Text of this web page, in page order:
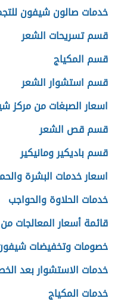
خدمات صالون شيفون
قسم تسريحات الشعر
قسم المكياج
قسم استشوار الشعر
اسعار الصبغات من مركز
قسم قص الشعر
قسم باديكير ومانيكير
اسعار خدمات البشرة
خدمات الحلاوة والحواجب
قائمة أسعار المعالجات
خصومات وتخفيضات
خدمات الاستشوار بعد
خدمات المكياج